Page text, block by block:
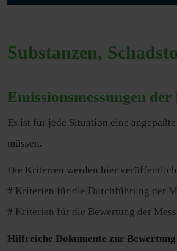
Substanzen,
Emissionsmessungen
Es ist für jede Situation eine
müssen.
Die Kriterien werden hier
# Kriterien für die Durchführung der
# Kriterien für die Bewertung der
Hilfreiche Dokumente zur Bewertung